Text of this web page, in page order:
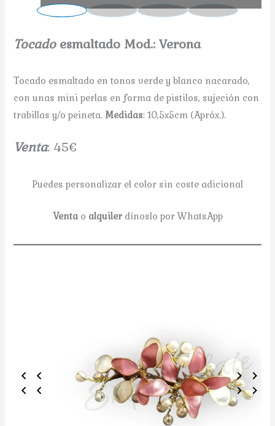
Tocado esmaltado Mod.: Verona
Tocado esmaltado en tonos verde y blanco nacarado,
con unas mini perlas en forma de pistilos, sujeción con
trabillas y/o peineta.Medidas: 10,5x5cm (Apróx.).
Venta: 45€
Puedes personalizar el color sin coste adicional
Venta o alquiler dínoslo por WhatsApp